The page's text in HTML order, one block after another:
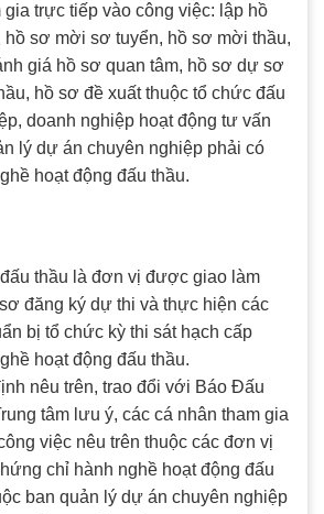
gia trực tiếp vào công việc: lập hồ
sơ mời sơ tuyển, hồ sơ mời thầu,
giá hồ sơ quan tâm, hồ sơ dự sơ
hồ sơ đề xuất thuộc tổ chức đấu
doanh nghiệp hoạt động tư vấn
lý dự án chuyên nghiệp phải có
hoạt động đấu thầu.
thầu là đơn vị được giao làm
đăng ký dự thi và thực hiện các
bị tổ chức kỳ thi sát hạch cấp
hoạt động đấu thầu.
nêu trên, trao đổi với Báo Đấu
tâm lưu ý, các cá nhân tham gia
việc nêu trên thuộc các đơn vị
chỉ hành nghề hoạt động đấu
ban quản lý dự án chuyên nghiệp